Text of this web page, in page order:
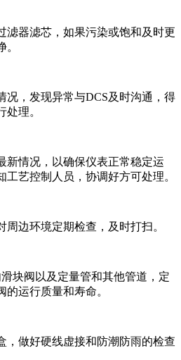
滤器滤芯，如果污染或饱和及时更
况，发现异常与DCS及时沟通，得
理。
新情况，以确保仪表正常稳定运
艺控制人员，协调好方可处理。
周边环境定期检查，及时打扫。
块阀以及定量管和其他管道，定
运行质量和寿命。
，做好硬线虚接和防潮防雨的检查